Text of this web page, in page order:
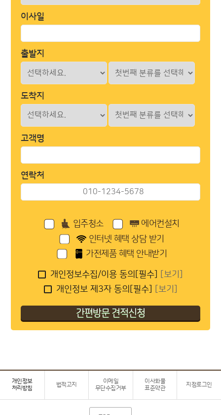
이사일
출발지
도착지
고객명
연락처
입주청소
에어컨설치
인터넷 혜택 상담 받기
가전제품 혜택 안내받기
개인정보수집/이용 동의[필수]
[보기]
개인정보 제3자 동의[필수]
[보기]
개인정보
처리방침
법적고지
이메일
무단수집거부
이사화물
표준약관
지점로그인